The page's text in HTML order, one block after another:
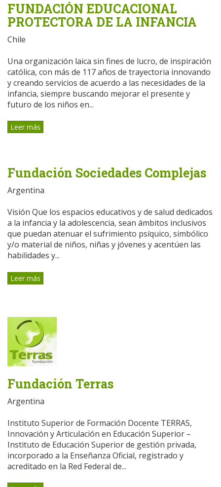
FUNDACIÓN EDUCACIONAL
PROTECTORA DE LA INFANCIA
Chile
Una organización laica sin fines de lucro, de inspiración
católica, con más de 117 años de trayectoria innovando
y creando servicios de acuerdo a las necesidades de la
infancia, siempre buscando mejorar el presente y
futuro de los niños en...
Leer más
Fundación Sociedades Complejas
Argentina
Visión Que los espacios educativos y de salud dedicados
a la infancia y la adolescencia, sean ámbitos inclusivos
que puedan atenuar el sufrimiento psíquico, simbólico
y/o material de niños, niñas y jóvenes y acentúen las
habilidades y...
Leer más
Fundación Terras
Argentina
Instituto Superior de Formación Docente TERRAS,
Innovación y Articulación en Educación Superior –
Instituto de Educación Superior de gestión privada,
incorporado a la Enseñanza Oficial, registrado y
acreditado en la Red Federal de...